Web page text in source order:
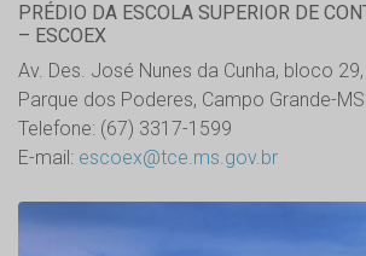
PRÉDIO DA ESCOLA SUPERIOR DE
– ESCOEX
Av. Des. José Nunes da Cunha, bloco
Parque dos Poderes, Campo Grande-MS
Telefone: (67) 3317-1599
E-mail: escoex@tce.ms.gov.br